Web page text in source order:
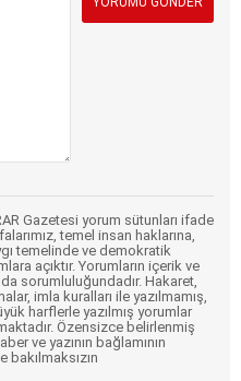
Gazetesi yorum sütunları ifade
temel insan haklarına,
temelinde ve demokratik
açıktır. Yorumların içerik ve
sorumluluğundadır. Hakaret,
imla kuralları ile yazılmamış,
harflerle yazılmış yorumlar
Özensizce belirlenmiş
ve yazının bağlamının
bakılmaksızın